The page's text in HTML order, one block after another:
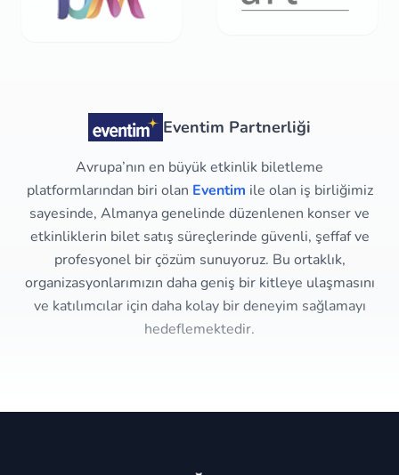
Eventim Partnerliği
Avrupa’nın en büyük etkinlik biletleme
platformlarından biri olan Eventim ile olan iş birliğimiz
sayesinde, Almanya genelinde düzenlenen konser ve
etkinliklerin bilet satış süreçlerinde güvenli, şeffaf ve
profesyonel bir çözüm sunuyoruz. Bu ortaklık,
organizasyonlarımızın daha geniş bir kitleye ulaşmasını
ve katılımcılar için daha kolay bir deneyim sağlamayı
hedeflemektedir.